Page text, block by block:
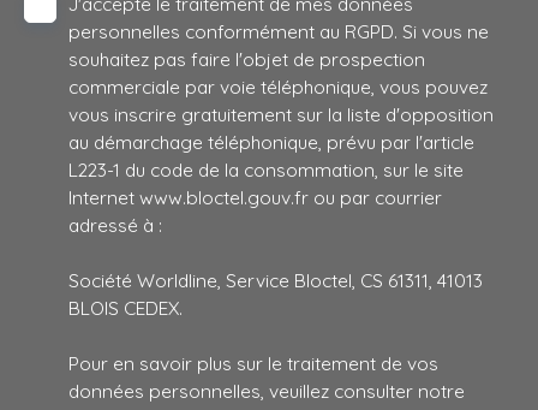
personnelles conformément au RGPD. Si vous ne
souhaitez pas faire l'objet de prospection
commerciale par voie téléphonique, vous pouvez
vous inscrire gratuitement sur la liste d'opposition
au démarchage téléphonique, prévu par l'article
L223-1 du code de la consommation, sur le site
Internet www.bloctel.gouv.fr ou par courrier
adressé à :
Société Worldline, Service Bloctel, CS 61311, 41013
BLOIS CEDEX.
Pour en savoir plus sur le traitement de vos
données personnelles, veuillez consulter notre